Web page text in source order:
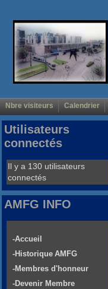
Nbre visiteurs Calendrier
Utilisateurs
connectés
Il y a 130 utilisateurs
connectés
AMFG INFO
-Accueil
-Historique AMFG
-Membres d'honneur
-Devenir Membre